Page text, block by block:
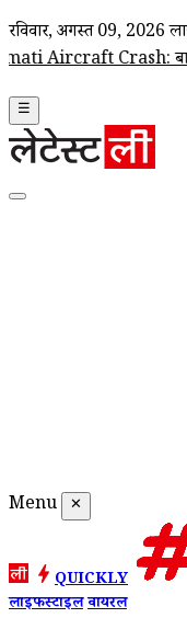
रविवार, अगस्त 09, 2026
Crash: बारामती
☰
Menu ✕
QUICKLY
लाइफस्टाइलवायरल